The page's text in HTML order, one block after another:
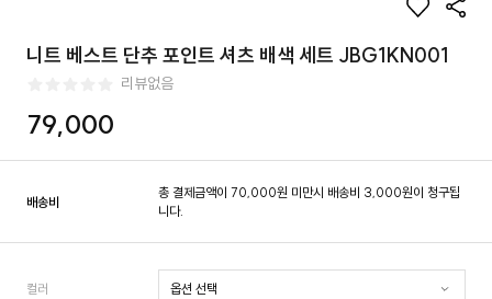
니트 베스트 단추 포인트 셔츠 배색 세트 JBG1KN001
리뷰없음
79,000
배송비
총 결제금액이 70,000원 미만시 배송비 3,000원이 청구됩
니다.
컬러